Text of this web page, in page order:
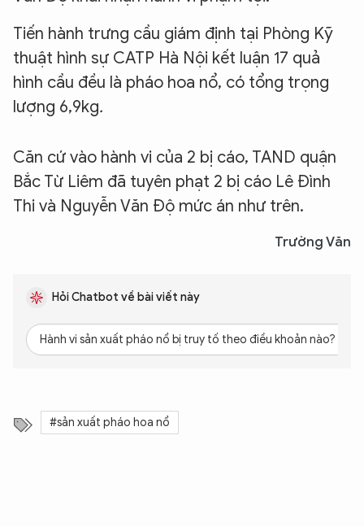
Tiến hành trưng cầu giám định tại Phòng Kỹ
thuật hình sự CATP Hà Nội kết luận 17 quả
hình cầu đều là pháo hoa nổ, có tổng trọng
lượng 6,9kg.
Căn cứ vào hành vi của 2 bị cáo, TAND quận
Bắc Từ Liêm đã tuyên phạt 2 bị cáo Lê Đình
Thi và Nguyễn Văn Độ mức án như trên.
Trường Văn
Hỏi Chatbot về bài viết này
Hành vi sản xuất pháo nổ bị truy tố theo điều khoản nào?
#sản xuất pháo hoa nổ